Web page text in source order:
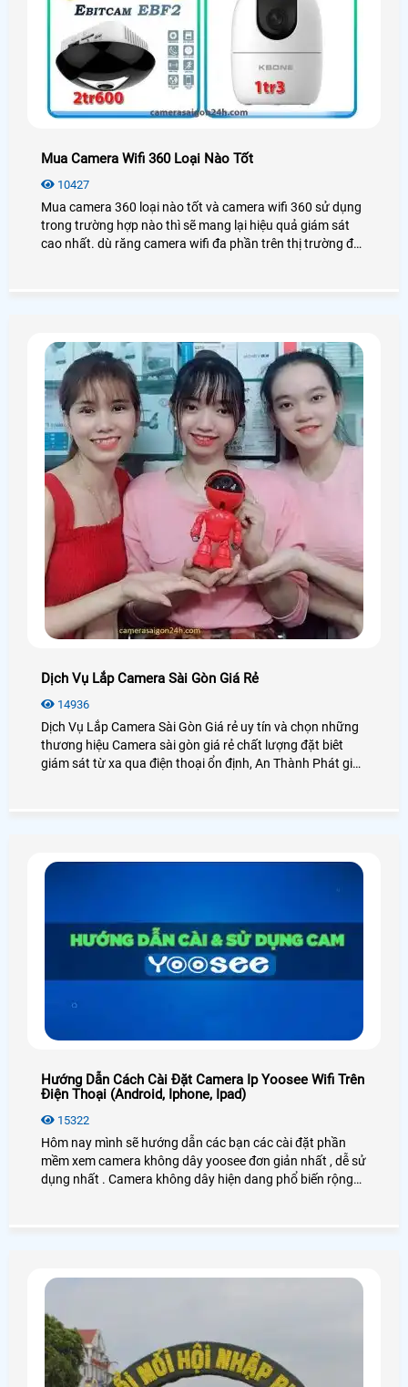
Mua Camera Wifi 360 Loại Nào Tốt
10427
Mua camera 360 loại nào tốt và camera wifi 360 sử dụng
trong trường hợp nào thì sẽ mang lại hiệu quả giám sát
cao nhất. dù răng camera wifi đa phần trên thị trường đều
Dịch Vụ Lắp Camera Sài Gòn Giá Rẻ
14936
Dịch Vụ Lắp Camera Sài Gòn Giá rẻ uy tín và chọn những
thương hiệu Camera sài gòn giá rẻ chất lượng đặt biêt
giám sát từ xa qua điện thoại ổn định, An Thành Phát giới
Hướng Dẫn Cách Cài Đặt Camera Ip Yoosee Wifi Trên
Điện Thoại (Android, Iphone, Ipad)
15322
Hôm nay mình sẽ hướng dẫn các bạn các cài đặt phần
mềm xem camera không dây yoosee đơn giản nhất , dễ sử
dụng nhất . Camera không dây hiện dang phổ biến rộng